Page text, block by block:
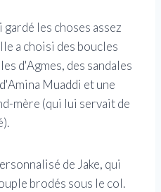
les choses assez
a choisi des boucles
d'Agmes, des sandales
Muaddi et une
mère (qui lui servait de
de Jake, qui
brodés sous le col.